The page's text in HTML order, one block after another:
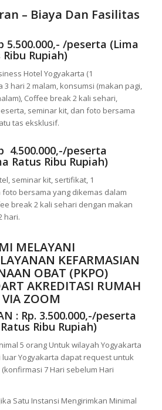
– Biaya Dan Fasilitas
/peserta (Lima
Rupiah)
Hotel Yogyakarta (1
hari 2 malam, konsumsi (makan pagi,
Coffee break 2 kali sehari,
seminar kit, dan foto bersama
tas eksklusif.
peserta
Ratus Ribu Rupiah)
seminar kit, sertifikat, 1
bersama yang dikemas dalam
break 2 kali sehari dengan makan
hari.
MELAYANI
KEFARMASIAN
OBAT (PKPO)
AKREDITASI RUMAH
ZOOM
: Rp. 3.500.000,-/peserta
Ribu Rupiah)
5 orang Untuk wilayah Yogyakarta
luar Yogyakarta dapat request untuk
7 Hari sebelum Hari
Satu Instansi Mengirimkan Minimal